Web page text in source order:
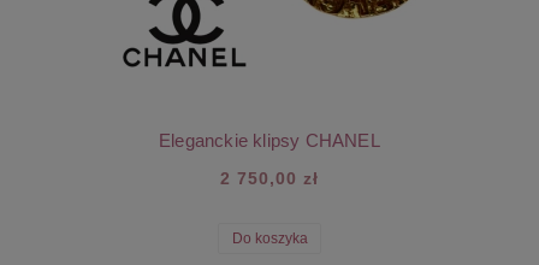
Eleganckie klipsy CHANEL
2 750,00 zł
Do koszyka